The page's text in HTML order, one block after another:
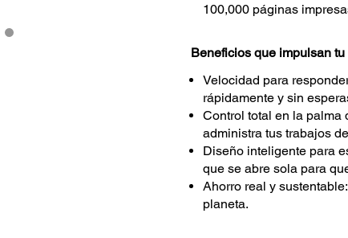
100,000 páginas
Beneficios que impulsan
Velocidad para
rápidamente y sin
Control total en la palma
administra tus trabajos
Diseño inteligente para
que se abre sola para
Ahorro real y
planeta.